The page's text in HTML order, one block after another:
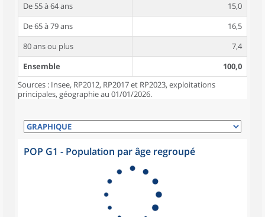
De 55 à 64 ans
15,0
De 65 à 79 ans
16,5
80 ans ou plus
7,4
Ensemble
100,0
Sources : Insee, RP2012, RP2017 et RP2023, exploitations
principales, géographie au 01/01/2026.
POP G1 - Population par âge regroupé